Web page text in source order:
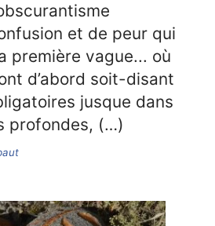
et de peur qui
première vague... où
d’abord soit-disant
jusque dans
profondes, (…)